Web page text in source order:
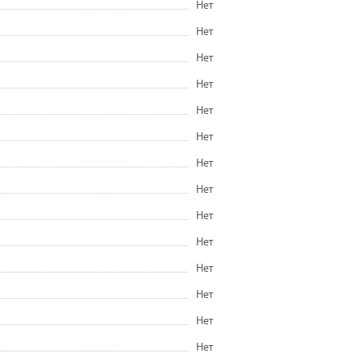
Нет
Нет
Нет
Нет
Нет
Нет
Нет
Нет
Нет
Нет
Нет
Нет
Нет
Нет